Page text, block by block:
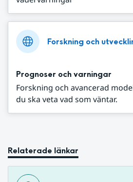
Forskning och
Prognoser och varningar
Forskning och avancerad
du ska veta vad som väntar.
Relaterade länkar